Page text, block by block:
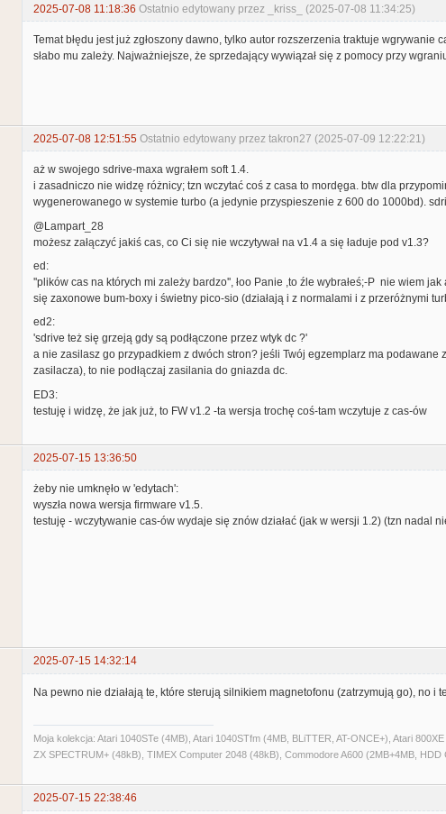
2025-07-08 11:18:36 Ostatnio edytowany przez _kriss_ (2025-07-08 11:34:25)
Temat błędu jest już zgłoszony dawno, tylko autor rozszerzenia traktuje
słabo mu zależy. Najważniejsze, że sprzedający wywiązał się z pomocy przy
2025-07-08 12:51:55 Ostatnio edytowany przez takron27 (2025-07-09 12:22:21)
aż w swojego sdrive-maxa wgrałem soft 1.4.
i zasadniczo nie widzę różnicy; tzn wczytać coś z casa to mordęga. btw dla
wygenerowanego w systemie turbo (a jedynie przyspieszenie z 600 do 1000bd).
@Lampart_28
możesz załączyć jakiś cas, co Ci się nie wczytywał na v1.4 a się ładuje pod v1.3?
ed:
''plików cas na których mi zależy bardzo'', łoo Panie ,to źle wybrałeś;-P nie wiem
się zaxonowe bum-boxy i świetny pico-sio (działają i z normalami i z przeróżnymi
ed2:
'sdrive też się grzeją gdy są podłączone przez wtyk dc ?'
a nie zasilasz go przypadkiem z dwóch stron? jeśli Twój egzemplarz ma
zasilacza), to nie podłączaj zasilania do gniazda dc.
ED3:
testuję i widzę, że jak już, to FW v1.2 -ta wersja trochę coś-tam wczytuje z cas-ów
2025-07-15 13:36:50
żeby nie umknęło w 'edytach':
wyszła nowa wersja firmware v1.5.
testuję - wczytywanie cas-ów wydaje się znów działać (jak w wersji 1.2) (tzn nadal
2025-07-15 14:32:14
Na pewno nie działają te, które sterują silnikiem magnetofonu (zatrzymują go), no i
Moja kolekcja: Atari 1040STe (4MB), Atari 1040STfm (4MB, BLiTTER, AT-ONCE+), Atari
ZX SPECTRUM+ (48kB), TIMEX Computer 2048 (48kB), Commodore A600 (2MB+4MB, HDD
2025-07-15 22:38:46